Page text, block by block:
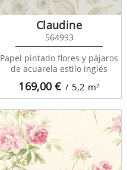
169,00€ / 5,2 m²
Claudine
564993
Papel pintado flores y pájaros
de acuarela estilo inglés